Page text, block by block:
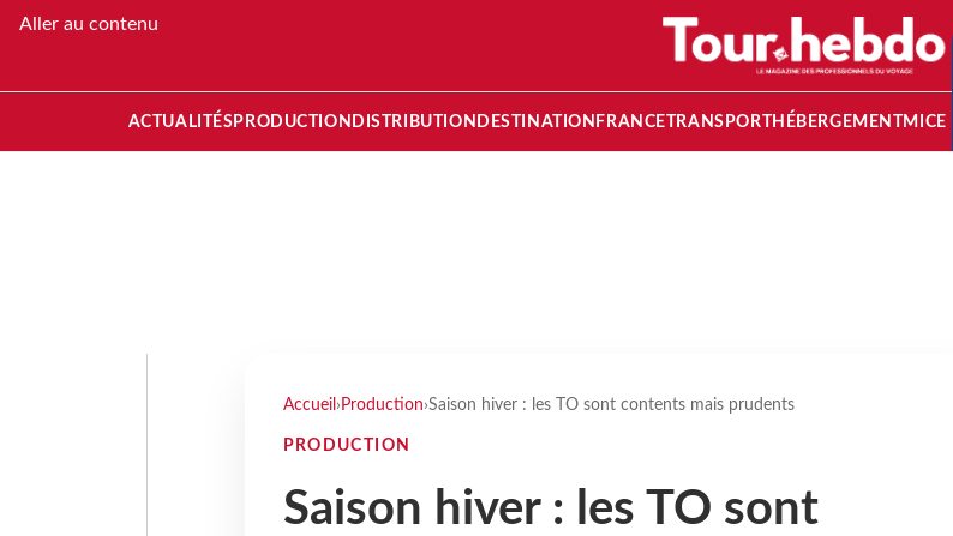
Aller au contenu
ACTUALITÉS PRODUCTION DISTRIBUTION DESTINATION FRANCETRANSPORT HÉBERGEMENTMICE
Accueil › Production›Saison hiver : les TO sont contents mais prudents
PRODUCTION
Saison hiver : les TO sont